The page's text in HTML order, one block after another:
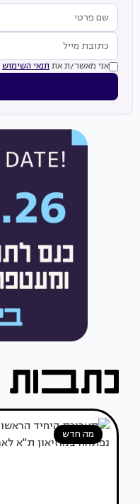
אני מאשר/ת את תנאי השימוש
מה חדש